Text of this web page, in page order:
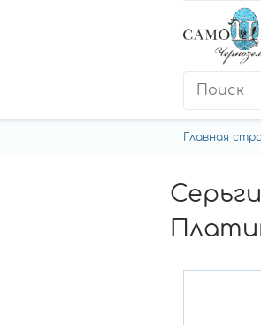
Главная